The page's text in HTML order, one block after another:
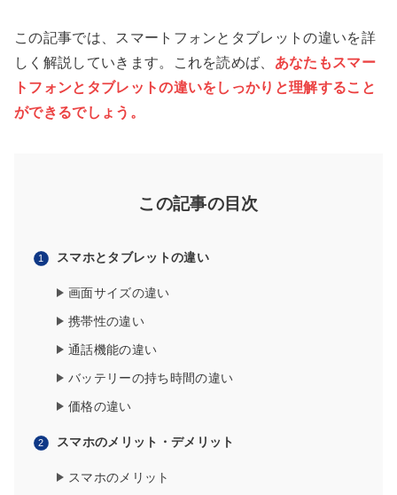
この記事では、スマートフォンとタブレットの違いを詳
しく解説していきます。これを読めば、 あなたもスマー
トフォンとタブレットの違いをしっかりと理解すること
ができるでしょう。
この記事の目次
スマホとタブレットの違い
画面サイズの違い
携帯性の違い
通話機能の違い
バッテリーの持ち時間の違い
価格の違い
スマホのメリット・デメリット
スマホのメリット